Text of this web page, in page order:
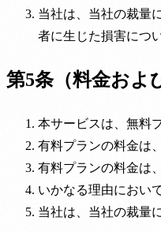
当社は、当社の裁量
者に生じた損害につ
第5条（料金およ
本サービスは、無料
有料プランの料金は
有料プランの料金は
いかなる理由におい
当社は、当社の裁量